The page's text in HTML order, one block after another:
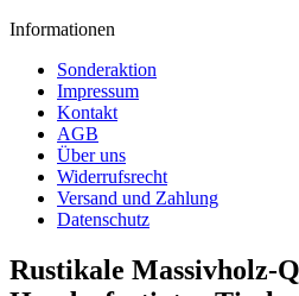
Informationen
Sonderaktion
Impressum
Kontakt
AGB
Über uns
Widerrufsrecht
Versand und Zahlung
Datenschutz
Rustikale Massivholz-